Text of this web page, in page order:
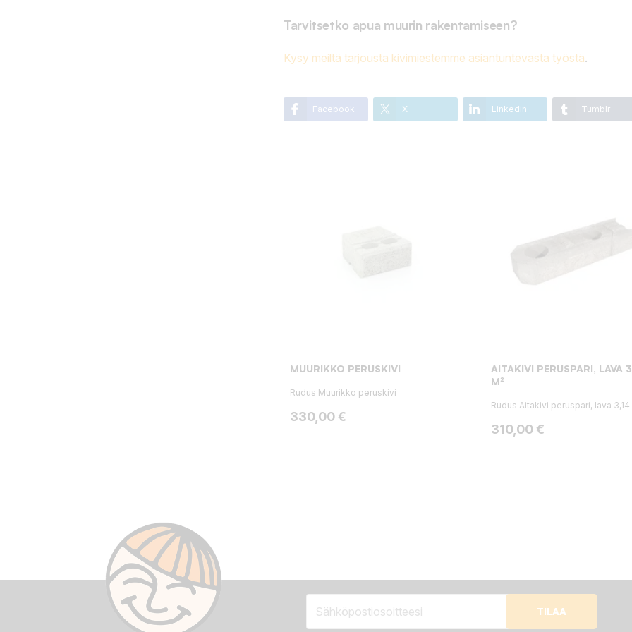
Tarvitsetko apua muurin rakentamiseen?
Kysy meiltä tarjousta kivimiestemme asiantuntevasta työstä.
Facebook X Linkedin Tumblr
MUURIKKO PERUSKIVI
Rudus Muurikko peruskivi
Hinta
330,00 €
AITAKIVI PERUSPARI, LAVA
M²
Rudus Aitakivi peruspari, lava 3,14
Hinta
310,00 €